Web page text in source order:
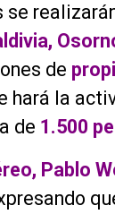
se
de
hará la
de 1.500
Pablo